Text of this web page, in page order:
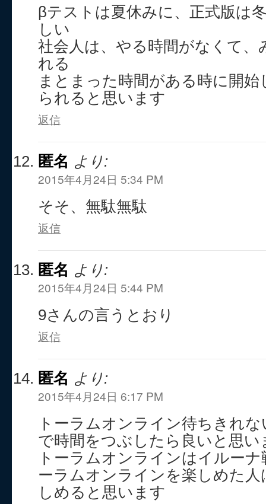
βテストは夏休みに、正式版は
しい
社会人は、やる時間がなくて
れる
まとまった時間がある時に開
られると思います
返信
匿名 より:
2015年4月24日 5:34 PM
そそ、無駄無駄
返信
匿名 より:
2015年4月24日 5:44 PM
9さんの言うとおり
返信
匿名 より:
2015年4月24日 6:17 PM
トーラムオンライン待ちきれ
で時間をつぶしたら良いと思い
トーラムオンラインはイルー
ーラムオンラインを楽しめた
しめると思います